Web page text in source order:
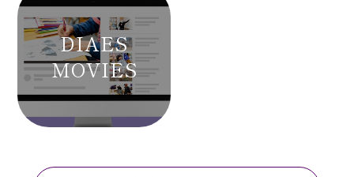
DIAES
MOVIES